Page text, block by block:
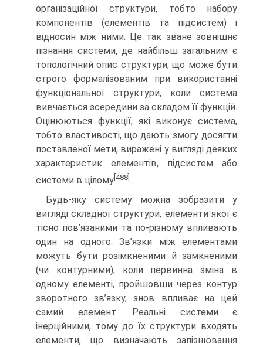
організаційної структури, тобто набору
компонентів (елементів та підсистем) і
відносин між ними. Це так зване зовнішнє
пізнання системи, де найбільш загальним є
топологічний опис структури, що може бути
строго формалізованим при використанні
функціональної структури, коли система
вивчається зсередини за складом її функцій.
Оцінюються функції, які виконує система,
тобто властивості, що дають змогу досягти
поставленої мети, виражені у вигляді деяких
характеристик елементів, підсистем або
системи в цілому [488] .
Будь-яку систему можна зобразити у
вигляді складної структури, елементи якої є
тісно пов’язаними та по-різному впливають
один на одного. Зв’язки між елементами
можуть бути розімкненими й замкненими
(чи контурними), коли первинна зміна в
одному елементі, пройшовши через контур
зворотного зв’язку, знов впливає на цей
самий елемент. Реальні системи є
інерційними, тому до їх структури входять
елементи, що визначають запізнювання